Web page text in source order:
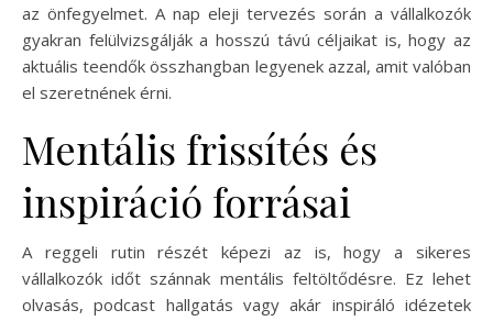
az önfegyelmet. A nap eleji tervezés során a vállalkozók
gyakran felülvizsgálják a hosszú távú céljaikat is, hogy az
aktuális teendők összhangban legyenek azzal, amit valóban
el szeretnének érni.
Mentális frissítés és
inspiráció forrásai
A reggeli rutin részét képezi az is, hogy a sikeres
vállalkozók időt szánnak mentális feltöltődésre. Ez lehet
olvasás, podcast hallgatás vagy akár inspiráló idézetek